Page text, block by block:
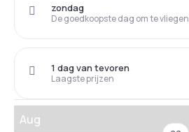
De goedkoopste dag om te vliegen
zondag
Laagste prijzen
1 dag van tevoren
Aug